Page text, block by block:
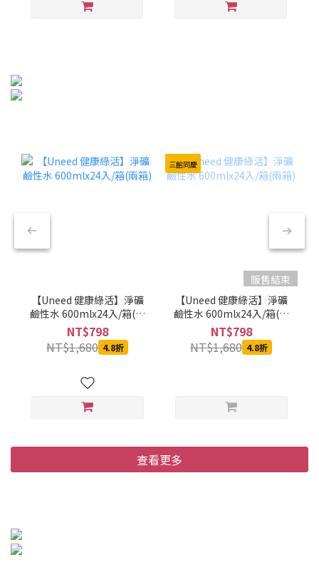
【Uneed 健康綠活】淨礦
鹼性水 600mlx24入/箱(兩
箱)
NT$798
NT$1,680 4.8折
三館同慶
販售結束
【Uneed 健康綠活】淨礦
鹼性水 600mlx24入/箱(兩
箱)
NT$798
NT$1,680 4.8折
查看更多